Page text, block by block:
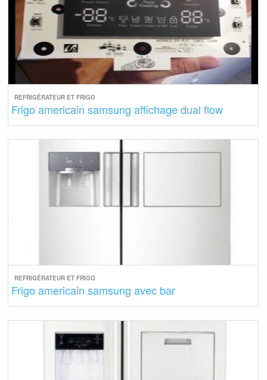
REFRIGÉRATEUR ET FRIGO
Frigo americain samsung affichage dual flow
REFRIGÉRATEUR ET FRIGO
Frigo americain samsung avec bar